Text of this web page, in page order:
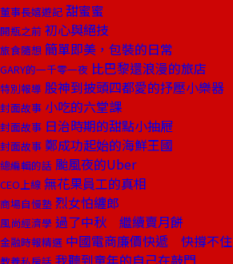
董事長嬉遊記 甜蜜蜜
開瓶之前 初心與絕技
旅食隨想 簡單即美，包裝的日常
GARY的一千零一夜 比巴黎還浪漫的旅店
特別報導 股神到披頭四都愛的抒壓小樂器
封面故事 小吃的六堂課
封面故事 日治時期的甜點小抽屜
封面故事 鄭成功起始的海鮮王國
總編輯的話 颱風夜的Uber
CEO上線 無花果員工的真相
商場自慢塾 烈女怕纏郎
風尚經濟學 過了中秋 繼續賣月餅
金融時報精選 中國電商廉價快遞 快撐不住
我聽到童年的自己在敲門